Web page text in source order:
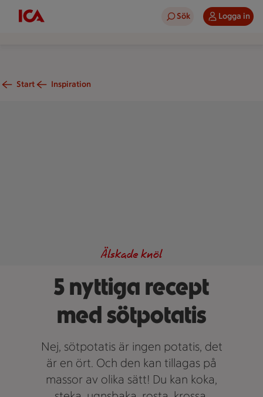
Sök Logga in
Start Inspiration
5 nyttiga recept
med sötpotatis
Älskade knöl
Nej, sötpotatis är ingen potatis, det
är en ört. Och den kan tillagas på
massor av olika sätt! Du kan koka,